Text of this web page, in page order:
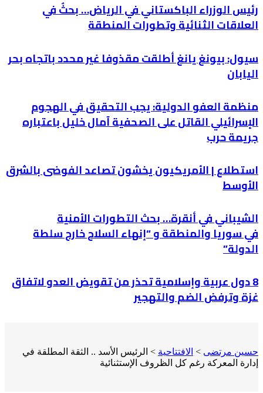
رئيس الوزراء الباكستاني في الرياض… بحثٌ في
العلاقات الثنائية وتطورات المنطقة
سيول: بيونغ يانغ أطلقت مقذوفا غير محدد باتجاه بحر
اليابان
منظمة العفو الدولية: يجب التحقيق في الهجوم
الإسرائيلي القاتل على الصحفية آمال خليل باعتباره
جريمة حرب
استطلاع | الأمريكيون يخشون تصاعد الفوضى بالشرق
الأوسط
الشيباني في أنقرة… بحث التطورات الأمنية
في سوريا والمنطقة و “إنهاء السلاح خارج سلطة
الدولة”
8 دول عربية وإسلامية تحذر من تقويض العدو لاتفاق
غزة وترفض الضم والتهجير
حسين مرتضى > الافتتاحية > الرئيس الأسد .. الثقة المطلقة في
إدارة المعركة رغم كل الظروف الإستثنائية